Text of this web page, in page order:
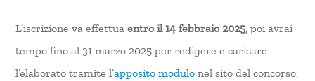
L’iscrizione va effettuaentro il 14 febbraio 2025, poi avrai
tempo fino al 31 marzo 2025 per redigere e caricare
l’elaborato tramite l’apposito modulo nel sito del concorso,